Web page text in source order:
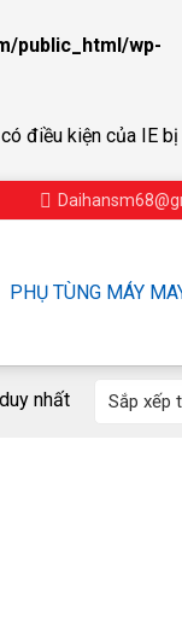
public_html/wp-
điều kiện của IE
PHỤ TÙNG MÁY
nhất